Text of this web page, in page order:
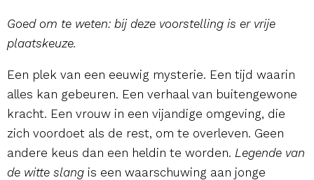
Goed om te weten: bij deze voorstelling is er vrije
plaatskeuze.
Een plek van een eeuwig mysterie. Een tijd waarin
alles kan gebeuren. Een verhaal van buitengewone
kracht. Een vrouw in een vijandige omgeving, die
zich voordoet als de rest, om te overleven. Geen
andere keus dan een heldin te worden. Legende van
de witte slang is een waarschuwing aan jonge